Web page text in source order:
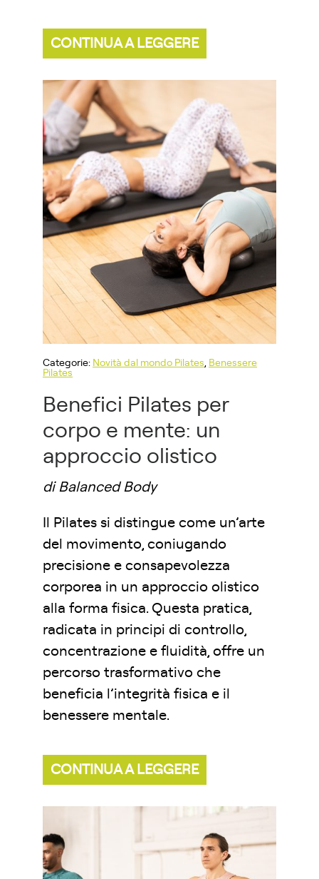
CONTINUA A LEGGERE
Categorie: Novità dal mondo Pilates, Benessere
Pilates
Benefici Pilates per
corpo e mente: un
approccio olistico
di Balanced Body
Il Pilates si distingue come un’arte
del movimento, coniugando
precisione e consapevolezza
corporea in un approccio olistico
alla forma fisica. Questa pratica,
radicata in principi di controllo,
concentrazione e fluidità, offre un
percorso trasformativo che
beneficia l’integrità fisica e il
benessere mentale.
CONTINUA A LEGGERE